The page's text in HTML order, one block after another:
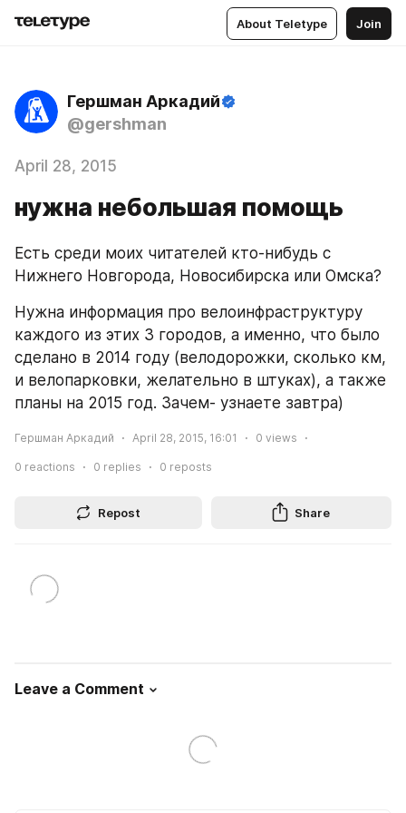
About Teletype Join
Гершман Аркадий
@gershman
April 28, 2015
нужна небольшая помощь
Есть среди моих читателей кто-нибудь с
Нижнего Новгорода, Новосибирска или Омска?
Нужна информация про велоинфраструктуру
каждого из этих 3 городов, а именно, что было
сделано в 2014 году (велодорожки, сколько км,
и велопарковки, желательно в штуках), а также
планы на 2015 год. Зачем- узнаете завтра)
Гершман Аркадий April 28, 2015, 16:01 0 views
0 reactions 0 replies 0 reposts
Repost Share
Leave a Comment